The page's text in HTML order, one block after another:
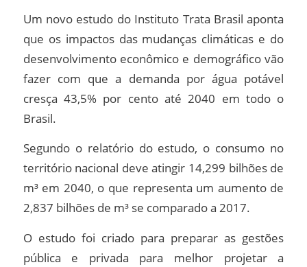
Um novo estudo do Instituto Trata Brasil aponta
que os impactos das mudanças climáticas e do
desenvolvimento econômico e demográfico vão
fazer com que a demanda por água potável
cresça 43,5% por cento até 2040 em todo o
Brasil.
Segundo o relatório do estudo, o consumo no
território nacional deve atingir 14,299 bilhões de
m³ em 2040, o que representa um aumento de
2,837 bilhões de m³ se comparado a 2017.
O estudo foi criado para preparar as gestões
pública e privada para melhor projetar a